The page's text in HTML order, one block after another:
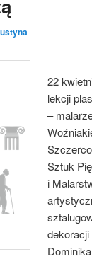
22
lekcji
–
Sztuk
i